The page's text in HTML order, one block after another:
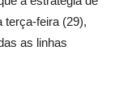
terça-feira (29),
as linhas